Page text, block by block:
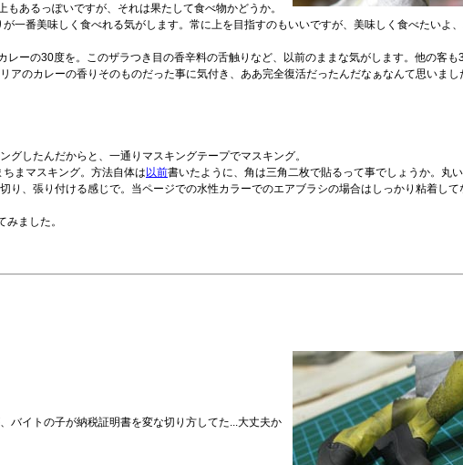
あるっぽいですが、それは果たして食べ物かどうか。
番美味しく食べれる気がします。常に上を目指すのもいいですが、美味しく食べたいよ、
ーの30度を。このザラつき目の香辛料の舌触りなど、以前のままな気がします。他の客も
のカレーの香りそのものだった事に気付き、ああ完全復活だったんだなぁなんて思いまし
したんだからと、一通りマスキングテープでマスキング。
まマスキング。方法自体は 以前書いたように、角は三角二枚で貼るって事でしょうか。丸
、張り付ける感じで。当ページでの水性カラーでのエアブラシの場合はしっかり粘着して
ました。
バイトの子が納税証明書を変な切り方してた...大丈夫か